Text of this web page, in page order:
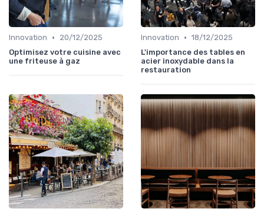
Innovation •
20/12/2025
Optimisez votre cuisine avec
une friteuse à gaz
Innovation • 18/12/2025
L'importance des tables en
acier inoxydable dans la
restauration